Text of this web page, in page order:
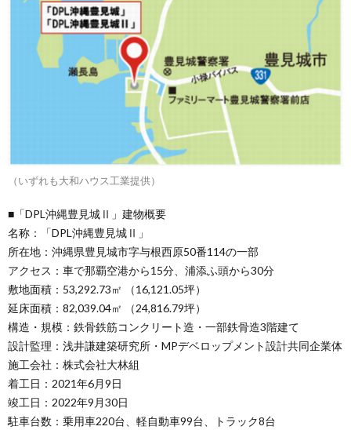
（いずれも大和ハウス工業提供）
■「DPL沖縄豊見城Ⅱ」建物概要
名称：「DPL沖縄豊見城Ⅱ」
所在地：沖縄県豊見城市字与根西原50番114の一部
アクセス：車で那覇空港から15分、浦添ふ頭から30分
敷地面積：53,292.73㎡ （16,121.05坪）
延床面積：82,039.04㎡ （24,816.79坪）
構造・規模：鉄骨鉄筋コンクリート造・一部鉄骨造3階建て
設計監理：浅井謙建築研究所・MPデベロップメント設計共同企業体
施工会社：株式会社大林組
着工日：2021年6月9日
竣工日：2022年9月30日
駐車台数：乗用車220台、軽自動車99台、トラック8台